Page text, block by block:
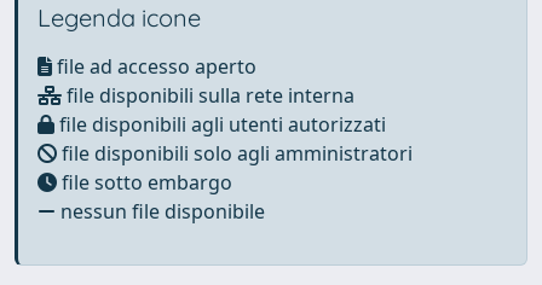
Legenda icone
file ad accesso aperto
file disponibili sulla rete interna
file disponibili agli utenti autorizzati
file disponibili solo agli amministratori
file sotto embargo
nessun file disponibile